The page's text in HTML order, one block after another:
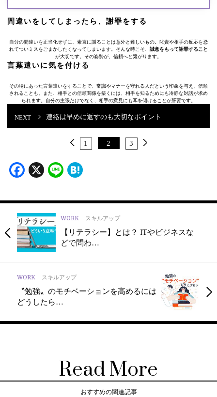
間違いをしてしまったら、謝罪をする
自分の間違いを正当化せずに、素直に謝ることは意外と難しいもの。叱責や相手の反応を恐
れてついミスをごまかしたくなってしまいます。そんな時こそ、 誠意をもって謝罪すること
が大切です。その姿勢が、信頼へと繋がります。
言葉遣いに気を付ける
その場にあった言葉遣いをすることで、常識やマナーを守れる人だという印象を与え、信頼
されることも。また、相手との信頼関係を築くには、相手を知るためにも冷静な対話が求め
られます。自分の主張だけでなく、相手の意見にも耳を傾けることが肝要です。
連絡は早めに返すのも大切なポイント
1 2 3
Facebook
X Line
WORK スキルアップ
【リテラシー】とは？ ITやビジネスな
どで問わ…
WORK スキルアップ
〝勉強〟のモチベーションを高めるには
どうしたら…
Read More
おすすめの関連記事